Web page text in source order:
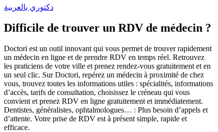
دكتوري بالعربية
Difficile de trouver un RDV de médecin ?
Doctori est un outil innovant qui vous permet de trouver rapidement
un médecin en ligne et de prendre RDV en temps réel. Retrouvez
les praticiens de votre ville et prenez rendez-vous gratuitement et en
un seul clic. Sur Doctori, repérez un médecin à proximité de chez
vous, trouvez toutes les informations utiles : spécialités, informations
d’accès, tarifs de consultation, choisissez le créneau qui vous
convient et prenez RDV en ligne gratuitement et immédiatement.
Dentistes, généralistes, ophtalmologues… : Plus besoin d’appels et
d’attente. Votre prise de RDV est à présent simple, rapide et
efficace.